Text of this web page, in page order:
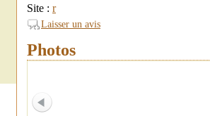
Site : r
Laisser un avis
Photos